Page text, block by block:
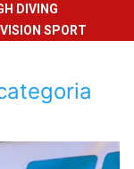
DIVING
SPORT